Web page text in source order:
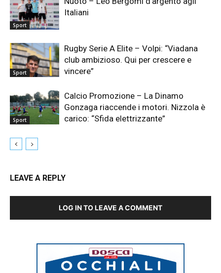
Sport
Italiani
Sport
Rugby Serie A Elite – Volpi: “Viadana
club ambizioso. Qui per crescere e
vincere”
Sport
Calcio Promozione – La Dinamo
Gonzaga riaccende i motori. Nizzola è
carico: “Sfida elettrizzante”
LEAVE A REPLY
LOG IN TO LEAVE A COMMENT